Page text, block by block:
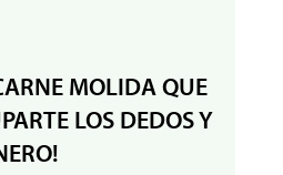
MOLIDA QUE
LOS DEDOS Y